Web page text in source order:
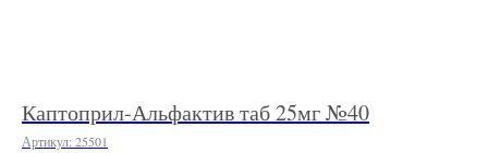
Каптоприл-Альфактив таб 25мг №40
Артикул: 25501